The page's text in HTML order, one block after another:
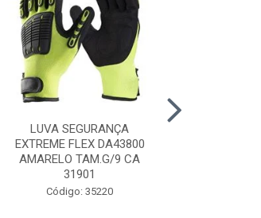
LUVA SEGURANÇA
EXTREME FLEX DA43800
AMARELO TAM.G/9 CA
31901
Código: 35220